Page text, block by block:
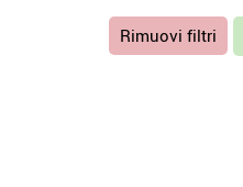
Rimuovi filtri